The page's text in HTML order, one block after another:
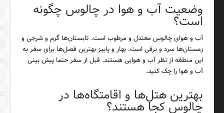
وضعیت آب و هوا در چالوس چگونه
است؟
آب و هوای چالوس معتدل و مرطوب است. تابستان‌ها گرم و شرجی و
زمستان‌ها سرد و برفی است. بهار و پاییز بهترین فصل‌ها برای سفر به
این منطقه از نظر آب و هوایی هستند. قبل از سفر حتما پیش بینی
آب و هوا را چک کنید.
بهترین هتل‌ها و اقامتگاه‌ها در
چالوس کجا هستند؟